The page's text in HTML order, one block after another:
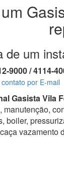
de um
9000 / 4114-
contato por E-mail
Gasista Vila
boiler,